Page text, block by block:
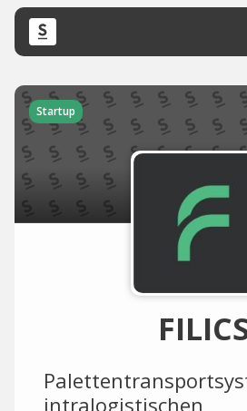
Startup
intralogistischen